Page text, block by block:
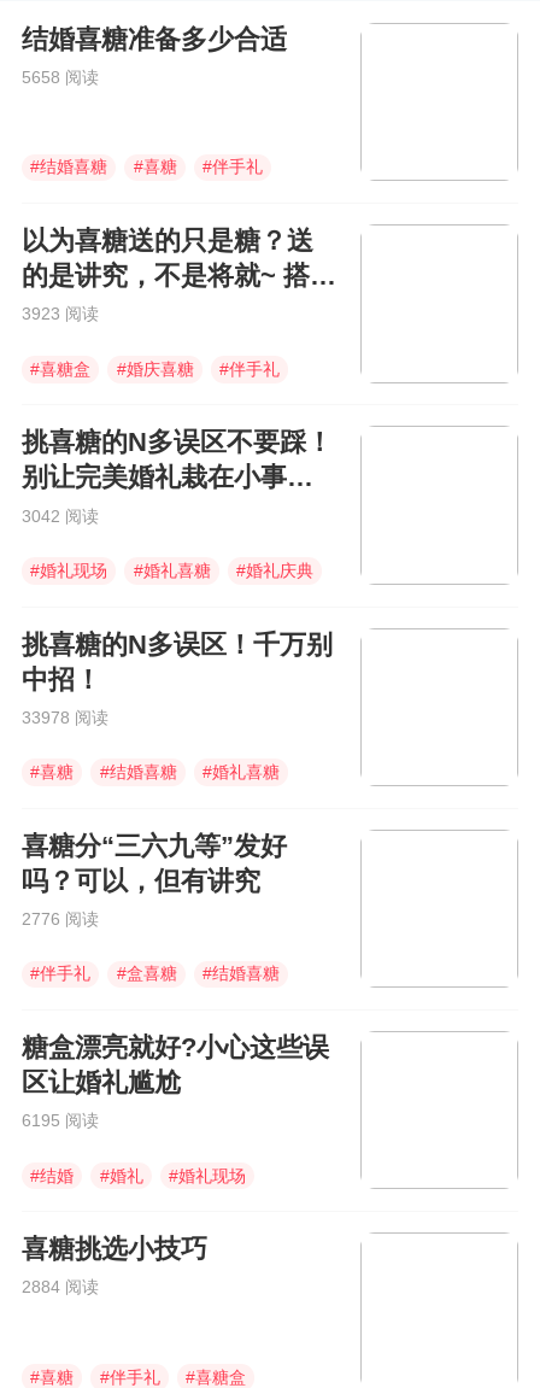
结婚喜糖准备多少合适
5658 阅读
#结婚喜糖 #喜糖 #伴手礼
以为喜糖送的只是糖？送
的是讲究，不是将就~ 搭配
攻略丨速度收藏Get√
3923 阅读
#喜糖盒 #婚庆喜糖 #伴手礼
挑喜糖的N多误区不要踩！
别让完美婚礼栽在小事
上！
3042 阅读
#婚礼现场 #婚礼喜糖 #婚礼庆典
挑喜糖的N多误区！千万别
中招！
33978 阅读
#喜糖 #结婚喜糖 #婚礼喜糖
喜糖分“三六九等”发好
吗？可以，但有讲究
2776 阅读
#伴手礼 #盒喜糖 #结婚喜糖
糖盒漂亮就好?小心这些误
区让婚礼尴尬
6195 阅读
#结婚 #婚礼 #婚礼现场
喜糖挑选小技巧
2884 阅读
#喜糖 #伴手礼 #喜糖盒